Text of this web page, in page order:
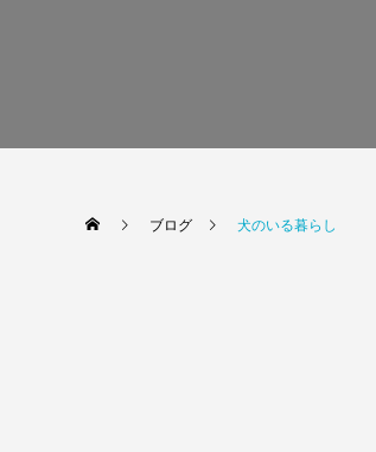
ブログ 犬のいる暮らし